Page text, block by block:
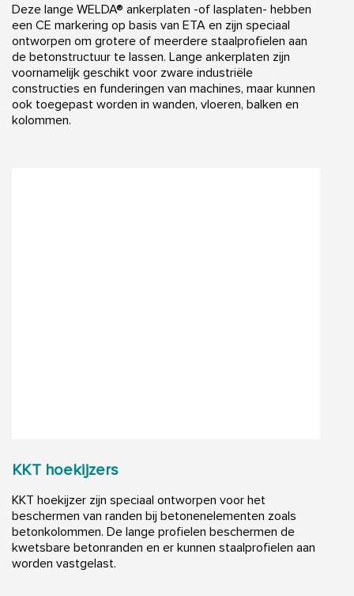
Deze lange WELDA® ankerplaten -of lasplaten- hebben
een CE markering op basis van ETA en zijn speciaal
ontworpen om grotere of meerdere staalprofielen aan
de betonstructuur te lassen. Lange ankerplaten zijn
voornamelijk geschikt voor zware industriële
constructies en funderingen van machines, maar kunnen
ook toegepast worden in wanden, vloeren, balken en
kolommen.
KKT hoekijzers
KKT hoekijzer zijn speciaal ontworpen voor het
beschermen van randen bij betonenelementen zoals
betonkolommen. De lange profielen beschermen de
kwetsbare betonranden en er kunnen staalprofielen aan
worden vastgelast.